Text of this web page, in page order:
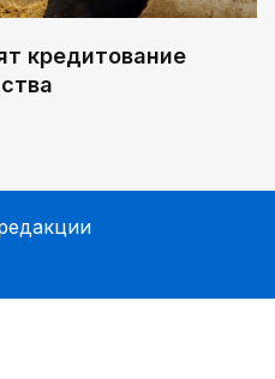
кредитование